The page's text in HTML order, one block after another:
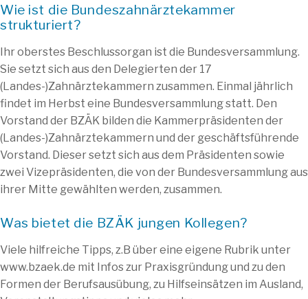
Wie ist die Bundeszahnärztekammer
strukturiert?
Ihr oberstes Beschlussorgan ist die Bundesversammlung.
Sie setzt sich aus den Delegierten der 17
(Landes-)Zahnärztekammern zusammen. Einmal jährlich
findet im Herbst eine Bundesversammlung statt. Den
Vorstand der BZÄK bilden die Kammerpräsidenten der
(Landes-)Zahnärztekammern und der geschäftsführende
Vorstand. Dieser setzt sich aus dem Präsidenten sowie
zwei Vizepräsidenten, die von der Bundesversammlung aus
ihrer Mitte gewählten werden, zusammen.
Was bietet die BZÄK jungen Kollegen?
Viele hilfreiche Tipps, z.B über eine eigene Rubrik unter
www.bzaek.de mit Infos zur Praxisgründung und zu den
Formen der Berufsausübung, zu Hilfseinsätzen im Ausland,